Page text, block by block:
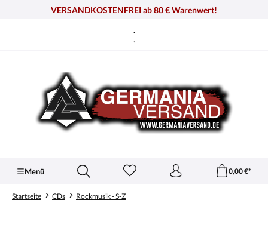
VERSANDKOSTENFREI ab 80 € Warenwert!
.
.
Menü 0,00 €*
Startseite CDs Rockmusik - S-Z